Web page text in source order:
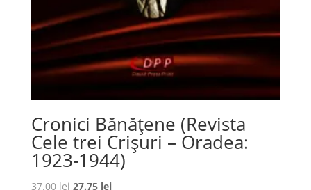
Cronici Bănățene (Revista
Cele trei Crișuri – Oradea:
1923-1944)
37.00lei Prețul
27.75 leiPrețul